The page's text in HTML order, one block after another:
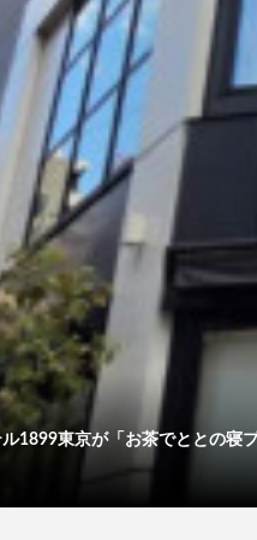
1899東京が「お茶でととの寝